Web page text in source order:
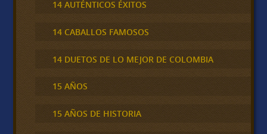
14 AUTÉNTICOS ÉXITOS
14 CABALLOS FAMOSOS
14 DUETOS DE LO MEJOR DE COLOMBIA
15 AÑOS
15 AÑOS DE HISTORIA